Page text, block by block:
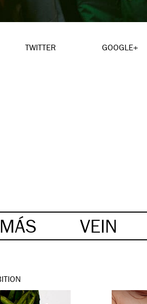
TWITTER GOOGLE+
MÁS VEIN